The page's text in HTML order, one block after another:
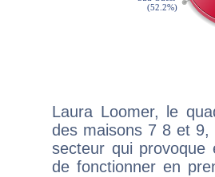
Laura Loomer, le
des maisons 7 8 et
secteur qui provoque
de fonctionner en